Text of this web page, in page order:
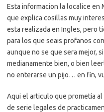
Esta informacion la localice en
que explica cosillas muy
esta realizada en Ingles, pero
para los que seais profanos
aunque no se que sera mejor,
medianamente bien, o bien
no enterarse un pijo… en fin,
Aqui el articulo que prometia
de serie legales de